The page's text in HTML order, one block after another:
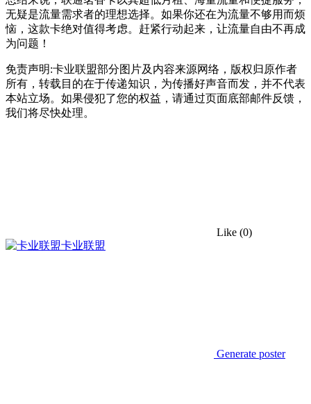
无疑是流量需求者的理想选择。如果你还在为流量不够用而烦
恼，这款卡绝对值得考虑。赶紧行动起来，让流量自由不再成
为问题！
免责声明:卡业联盟部分图片及内容来源网络，版权归原作者
所有，转载目的在于传递知识，为传播好声音而发，并不代表
本站立场。如果侵犯了您的权益，请通过页面底部邮件反馈，
我们将尽快处理。
Like (0)
卡业联盟
Generate poster